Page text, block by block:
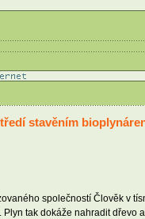
stavěním
společností Člověk v
tak dokáže nahradit dřevo